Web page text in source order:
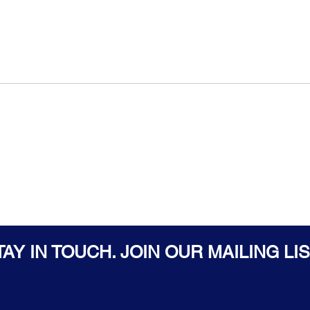
IN TOUCH. JOIN OUR MAILING